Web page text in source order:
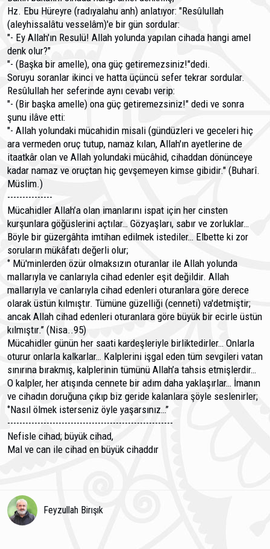
Hz. Ebu Hüreyre (radıyalahu anh) anlatıyor: "Resûlullah
(aleyhissalâtu vesselâm)'e bir gün sordular:
"- Ey Allah'ın Resulü! Allah yolunda yapılan cihada hangi amel
denk olur?"
"- (Başka bir amelle), ona güç getiremezsiniz!"dedi.
Soruyu soranlar ikinci ve hatta üçüncü sefer tekrar sordular.
Resûlullah her seferinde aynı cevabı verip:
"- (Bir başka amelle) ona güç getiremezsiniz!" dedi ve sonra
şunu ilâve etti:
"- Allah yolundaki mücahidin misali (gündüzleri ve geceleri hiç
ara vermeden oruç tutup, namaz kılan, Allah'ın ayetlerine de
itaatkâr olan ve Allah yolundaki mücâhid, cihaddan dönünceye
kadar namaz ve oruçtan hiç gevşemeyen kimse gibidir." (Buharî.
Müslim.)
---------------
Mücahidler Allah’a olan imanlarını ispat için her cinsten
kurşunlara göğüslerini açtılar… Gözyaşları, sabır ve zorluklar…
Böyle bir güzergâhta imtihan edilmek istediler… Elbette ki zor
soruların mükâfatı değerli olur;
‘’ Mü'minlerden özür olmaksızın oturanlar ile Allah yolunda
mallarıyla ve canlarıyla cihad edenler eşit değildir. Allah
mallarıyla ve canlarıyla cihad edenleri oturanlara göre derece
olarak üstün kılmıştır. Tümüne güzelliği (cenneti) va'detmiştir;
ancak Allah cihad edenleri oturanlara göre büyük bir ecirle üstün
kılmıştır.’’ (Nisa..95)
Mücahidler günün her saati kardeşleriyle birliktedirler… Onlarla
oturur onlarla kalkarlar… Kalplerini işgal eden tüm sevgileri vatan
sınırına bırakmış, kalplerinin tümünü Allah’a tahsis etmişlerdir…
O kalpler, her atışında cennete bir adım daha yaklaşırlar… İmanın
ve cihadın doruğuna çıkıp biz geride kalanlara şöyle seslenirler;
‘’Nasıl ölmek isterseniz öyle yaşarsınız…’’
-------------------------------------------------------
Nefisle cihad; büyük cihad,
Mal ve can ile cihad en büyük cihaddır
Feyzullah Birışık